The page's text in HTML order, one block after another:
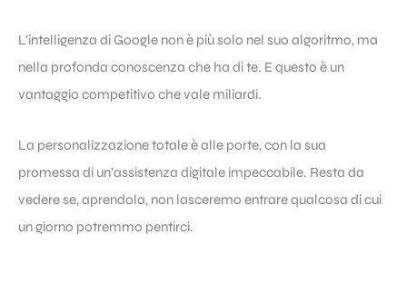
L’intelligenza di Google non è più solo nel suo algoritmo, ma
nella profonda conoscenza che ha di te. E questo è un
vantaggio competitivo che vale miliardi.
La personalizzazione totale è alle porte, con la sua
promessa di un’assistenza digitale impeccabile. Resta da
vedere se, aprendola, non lasceremo entrare qualcosa di cui
un giorno potremmo pentirci.